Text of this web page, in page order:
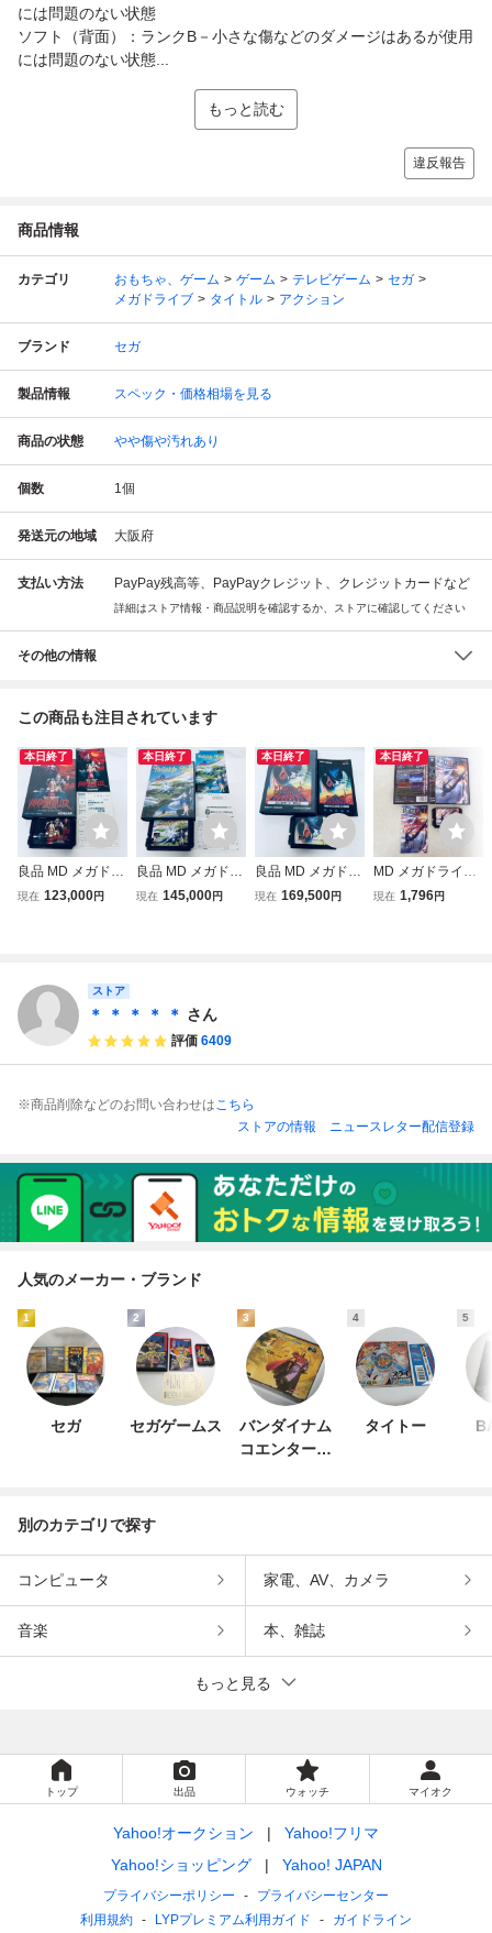
には問題のない状態
ソフト（背面）：ランクB－小さな傷などのダメージはあるが使用
には問題のない状態...
もっと読む
違反報告
商品情報
カテゴリ おもちゃ、ゲーム ゲーム テレビゲーム
セガ
メガドライブ
タイトル アクション
ブランド セガ
製品情報 スペック・価格相場を見る
商品の状態 やや傷や汚れあり
個数 1個
発送元の地域 大阪府
支払い方法 PayPay残高等、PayPayクレジット、クレジットカードなど
詳細はストア情報・商品説明を確認するか、ストアに確認してください
その他の情報
この商品も注目されています
本日終了
良品 MD メガドラ
イブ バンパイアキ
現在 123,000円
本日終了
良品 MD メガドラ
イブ ツインクルテ
現在 145,000円
本日終了
良品 MD メガドラ
イブ エリミネート
現在 169,500円
本日終了
MD メガドライブ
P47 II MD JALEC
現在 1,796円
ストア
＊ ＊ ＊ ＊ ＊ さん
評価 6409
※商品削除などのお問い合わせはこちら
ストアの情報
ニュースレター配信登録
人気のメーカー・ブランド
1
セガ
2
セガゲームス
3
バンダイナム
コエンターテ
4
タイトー
5
別のカテゴリで探す
コンピュータ 家電、AV、カメラ
音楽 本、雑誌
もっと見る
トップ 出品 ウォッチ マイオク
Yahoo!オークション
Yahoo!フリマ
Yahoo!ショッピング
Yahoo! JAPAN
プライバシーポリシー
プライバシーセンター
利用規約
LYPプレミアム利用ガイド ガイドライン